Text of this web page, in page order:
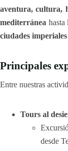
aventura, cultura,
mediterránea hasta
ciudades imperiales
Principales
Entre nuestras
Tours al
desde